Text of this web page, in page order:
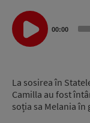
Audio
Player
00:00
La sosirea în
Camilla au fost
soția sa Melania